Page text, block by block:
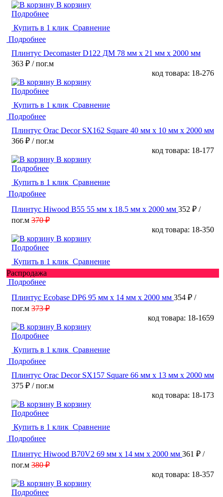
В корзину
Подробнее
Купить в 1 клик Сравнение
Подробнее
Плинтус Decomaster D122 ДМ 78 мм х 21 мм х 2000 мм
363 ₽ / пог.м
код товара: 18-276
В корзину
Подробнее
Купить в 1 клик Сравнение
Подробнее
Плинтус Orac Decor SX162 Square 40 мм х 10 мм х 2000 мм
366 ₽ / пог.м
код товара: 18-177
В корзину
Подробнее
Купить в 1 клик Сравнение
Подробнее
Плинтус Hiwood B55 55 мм х 18.5 мм х 2000 мм 352 ₽ /
пог.м 370 ₽
код товара: 18-350
В корзину
Подробнее
Купить в 1 клик Сравнение
Распродажа
Подробнее
Плинтус Ecobase DP6 95 мм х 14 мм х 2000 мм 354 ₽ /
пог.м 373 ₽
код товара: 18-1659
В корзину
Подробнее
Купить в 1 клик Сравнение
Подробнее
Плинтус Orac Decor SX157 Square 66 мм х 13 мм х 2000 мм
375 ₽ / пог.м
код товара: 18-173
В корзину
Подробнее
Купить в 1 клик Сравнение
Подробнее
Плинтус Hiwood B70V2 69 мм х 14 мм х 2000 мм 361 ₽ /
пог.м 380 ₽
код товара: 18-357
В корзину
Подробнее